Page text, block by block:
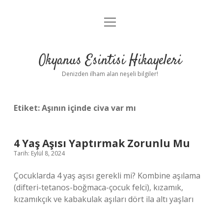
Anasayfa
Yasal Uyarı
menüyü
Okyanus Esintisi Hikayeleri
Denizden ilham alan neşeli bilgiler!
Etiket:Aşının içinde civa var mı
4 Yaş Aşısı Yaptırmak Zorunlu Mu
Tarih: Eylül 8, 2024
Çocuklarda 4 yaş aşısı gerekli mi? Kombine aşılama
(difteri-tetanos-boğmaca-çocuk felci), kızamık,
kızamıkçık ve kabakulak aşıları dört ila altı yaşları